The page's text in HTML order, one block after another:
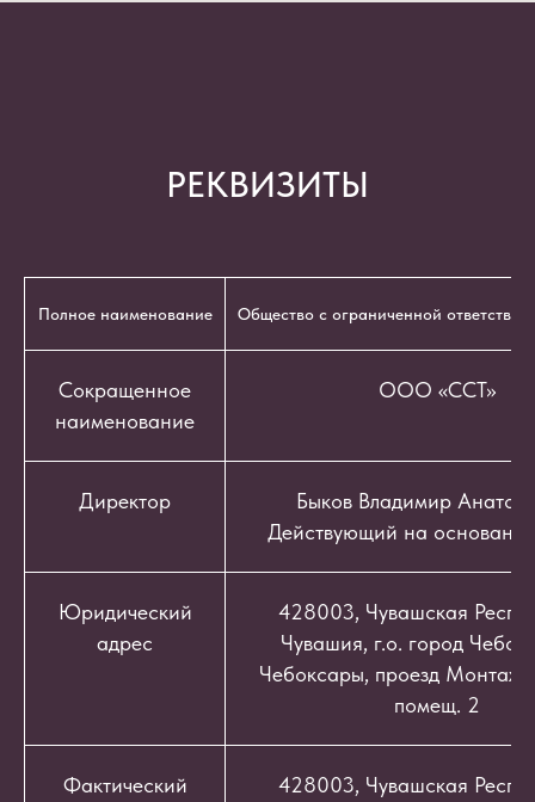
РЕКВИЗИТЫ
Полное наименование Общество с ограниченной
Сокращенное
наименование
ООО «ССТ»
Директор
Быков Владимир
Действующий на
Юридический
адрес
428003, Чувашская
Чувашия, г.о. город
Чебоксары, проезд
помещ. 2
Фактический
428003, Чувашская